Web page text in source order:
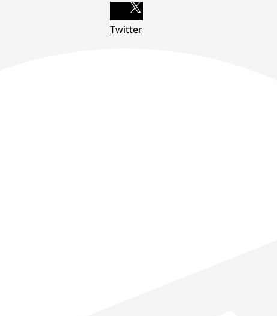
Twitter